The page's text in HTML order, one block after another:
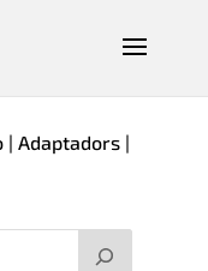
| Adaptadors|